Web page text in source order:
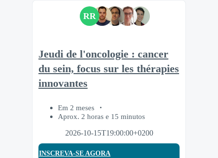
RR
Jeudi de l'oncologie : cancer
du sein, focus sur les thérapies
innovantes
Em 2 meses
Aprox. 2 horas e 15 minutos
2026-10-15T19:00:00+0200
INSCREVA-SE AGORA